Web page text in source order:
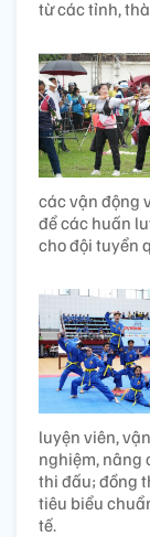
từ các tỉnh,
các vận động
để các huấn
cho đội tuyển
luyện viên,
nghiệm, nâng
thi đấu; đồng
tiêu biểu
tế.